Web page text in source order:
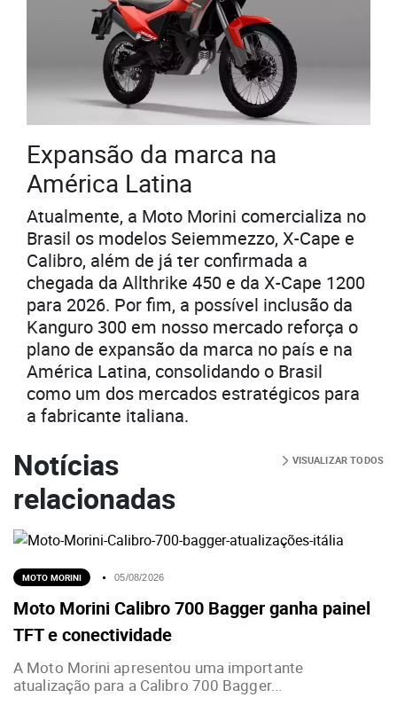
Expansão da marca na
América Latina
Atualmente, a Moto Morini comercializa no
Brasil os modelos Seiemmezzo, X-Cape e
Calibro, além de já ter confirmada a
chegada da Allthrike 450 e da X-Cape 1200
para 2026. Por fim, a possível inclusão da
Kanguro 300 em nosso mercado reforça o
plano de expansão da marca no país e na
América Latina, consolidando o Brasil
como um dos mercados estratégicos para
a fabricante italiana.
Notícias
relacionadas
VISUALIZAR TODOS
MOTO MORINI 05/08/2026
Moto Morini Calibro 700 Bagger ganha painel
TFT e conectividade
A Moto Morini apresentou uma importante
atualização para a Calibro 700 Bagger...